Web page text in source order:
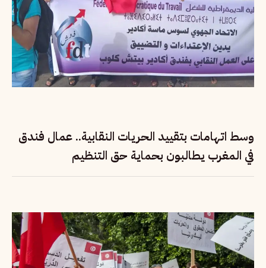
وسط اتهامات بتقييد الحريات النقابية.. عمال فندق
في المغرب يطالبون بحماية حق التنظيم